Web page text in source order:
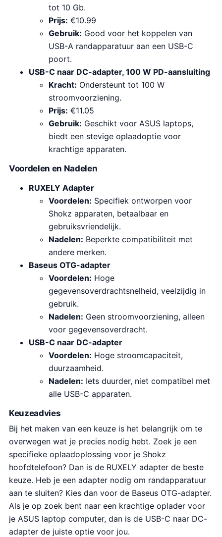
tot 10 Gb.
Prijs: €10.99
Gebruik: Good voor het koppelen van
USB-A randapparatuur aan een USB-C
poort.
USB-C naar DC-adapter, 100 W PD-aansluiting
Kracht: Ondersteunt tot 100 W
stroomvoorziening.
Prijs: €11.05
Gebruik: Geschikt voor ASUS laptops,
biedt een stevige oplaadoptie voor
krachtige apparaten.
Voordelen en Nadelen
RUXELY Adapter
Voordelen: Specifiek ontworpen voor
Shokz apparaten, betaalbaar en
gebruiksvriendelijk.
Nadelen: Beperkte compatibiliteit met
andere merken.
Baseus OTG-adapter
Voordelen: Hoge
gegevensoverdrachtsnelheid, veelzijdig in
gebruik.
Nadelen: Geen stroomvoorziening, alleen
voor gegevensoverdracht.
USB-C naar DC-adapter
Voordelen: Hoge stroomcapaciteit,
duurzaamheid.
Nadelen: Iets duurder, niet compatibel met
alle USB-C apparaten.
Keuzeadvies
Bij het maken van een keuze is het belangrijk om te
overwegen wat je precies nodig hebt. Zoek je een
specifieke oplaadoplossing voor je Shokz
hoofdtelefoon? Dan is de RUXELY adapter de beste
keuze. Heb je een adapter nodig om randapparatuur
aan te sluiten? Kies dan voor de Baseus OTG-adapter.
Als je op zoek bent naar een krachtige oplader voor
je ASUS laptop computer, dan is de USB-C naar DC-
adapter de juiste optie voor jou.